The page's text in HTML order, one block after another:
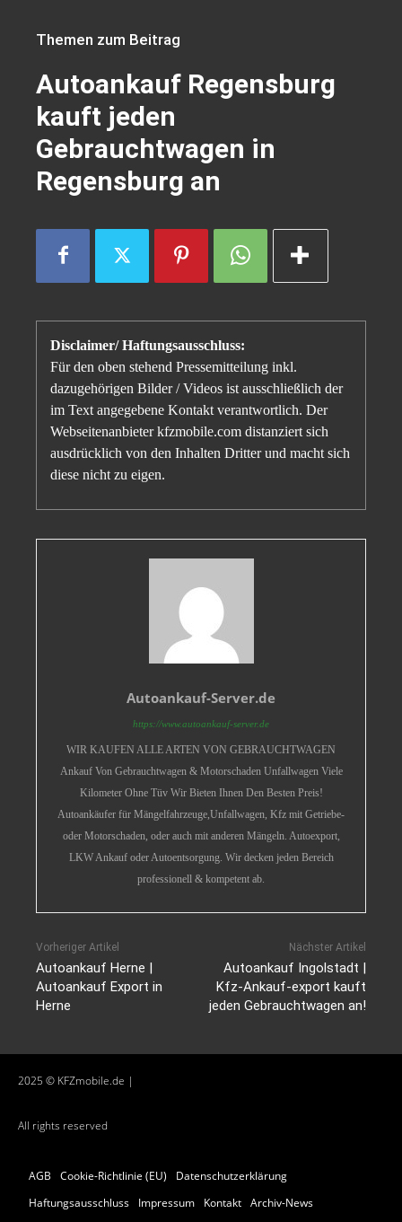
Themen zum Beitrag
Autoankauf Regensburg
kauft jeden
Gebrauchtwagen in
Regensburg an
Disclaimer/ Haftungsausschluss:
Für den oben stehend Pressemitteilung inkl.
dazugehörigen Bilder / Videos ist ausschließlich der
im Text angegebene Kontakt verantwortlich. Der
Webseitenanbieter kfzmobile.com distanziert sich
ausdrücklich von den Inhalten Dritter und macht sich
diese nicht zu eigen.
Autoankauf-Server.de
https://www.autoankauf-server.de
WIR KAUFEN ALLE ARTEN VON GEBRAUCHTWAGEN
Ankauf Von Gebrauchtwagen & Motorschaden Unfallwagen Viele
Kilometer Ohne Tüv Wir Bieten Ihnen Den Besten Preis!
Autoankäufer für Mängelfahrzeuge,Unfallwagen, Kfz mit Getriebe-
oder Motorschaden, oder auch mit anderen Mängeln. Autoexport,
LKW Ankauf oder Autoentsorgung. Wir decken jeden Bereich
professionell & kompetent ab.
Vorheriger Artikel
Autoankauf Herne |
Autoankauf Export in
Herne
Nächster Artikel
Autoankauf Ingolstadt |
Kfz-Ankauf-export kauft
jeden Gebrauchtwagen an!
2025 © KFZmobile.de |
All rights reserved
AGB Cookie-Richtlinie (EU)
Datenschutzerklärung
Haftungsausschluss
Impressum Kontakt Archiv-News